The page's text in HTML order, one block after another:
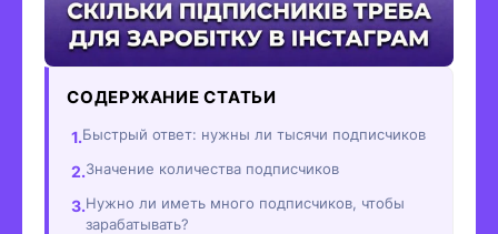
СОДЕРЖАНИЕ СТАТЬИ
Быстрый ответ: нужны ли тысячи подписчиков
Значение количества подписчиков
Нужно ли иметь много подписчиков, чтобы
зарабатывать?